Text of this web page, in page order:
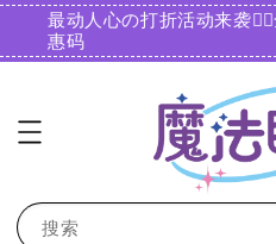
最动人心の打折活动来袭
惠码️
搜索